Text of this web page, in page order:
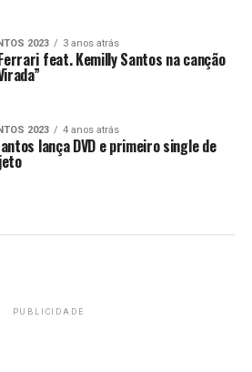
2023 3 anos atrás
feat. Kemilly Santos na canção
2023 4 anos atrás
lança DVD e primeiro single de
PUBLICIDADE